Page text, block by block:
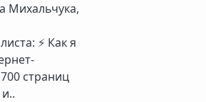
Михальчука,
⚡️ Как я
страниц